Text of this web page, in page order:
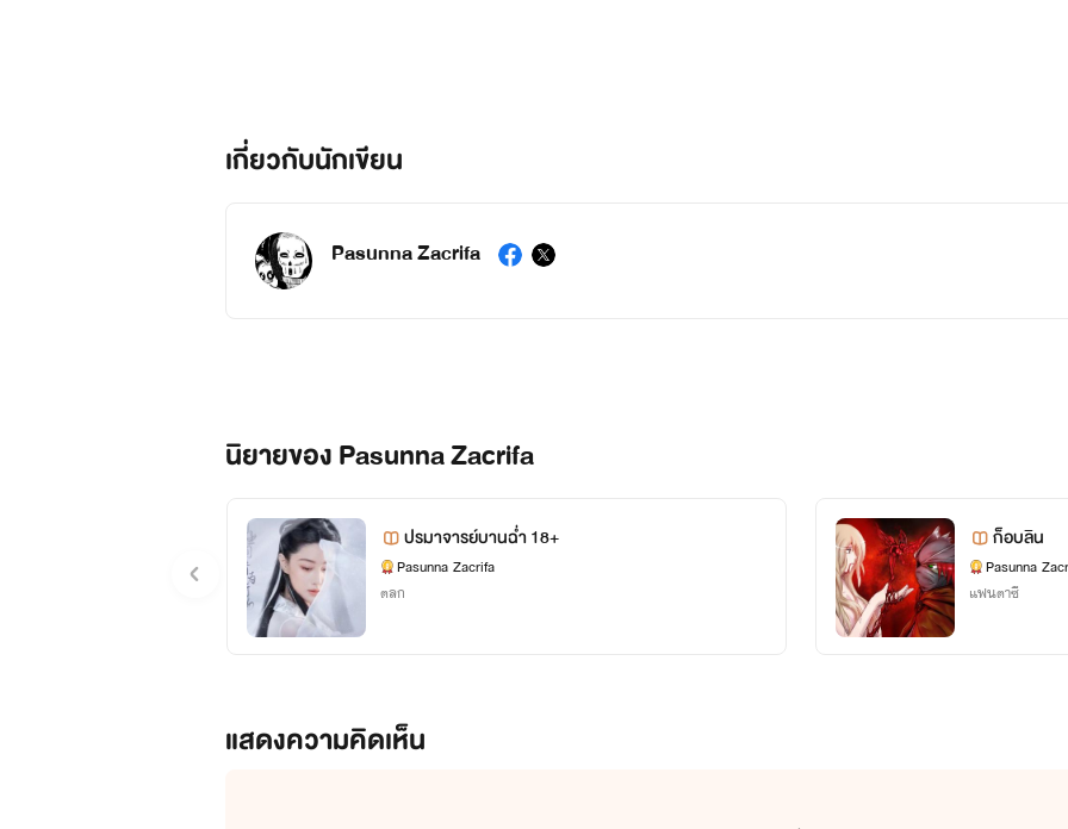
โหด หื่น ดราม่า อะไรมาเยอะ
(ช่วงนี้ไมเกรนขึ้นเขียนไรซีเรียส
แล้วปวดหัวตลอดเลย T_T)
เกี่ยวกับนักเขียน
Pasunna Zacrifa
นิยายของ Pasunna Zacrifa
ปรมาจารย์บานฉ่ำ 18+
Pasunna Zacrifa
ตลก
ก็อบลิน
Pasunna
แฟนตาซี
แสดงความคิดเห็น